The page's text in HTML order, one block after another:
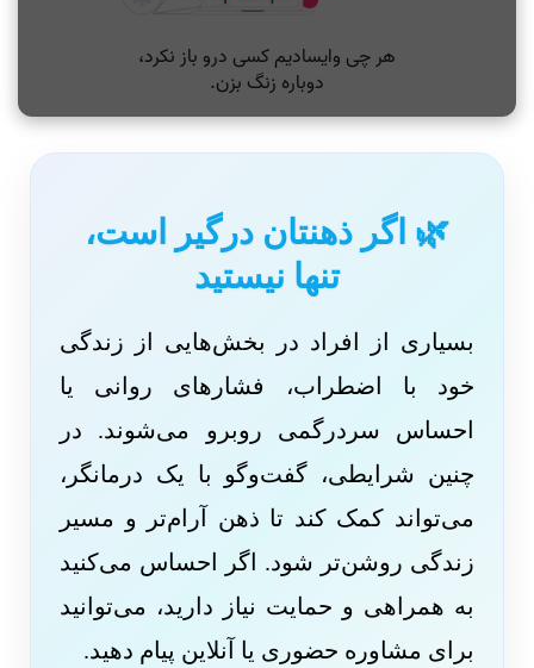
🌿 اگر ذهنتان درگیر است،
تنها نیستید
بسیاری از افراد در بخش‌هایی از زندگی
خود با اضطراب، فشارهای روانی یا
احساس سردرگمی روبرو می‌شوند. در
چنین شرایطی، گفت‌وگو با یک درمانگر،
می‌تواند کمک کند تا ذهن آرام‌تر و مسیر
زندگی روشن‌تر شود. اگر احساس می‌کنید
به همراهی و حمایت نیاز دارید، می‌توانید
برای مشاوره حضوری یا آنلاین پیام دهید.